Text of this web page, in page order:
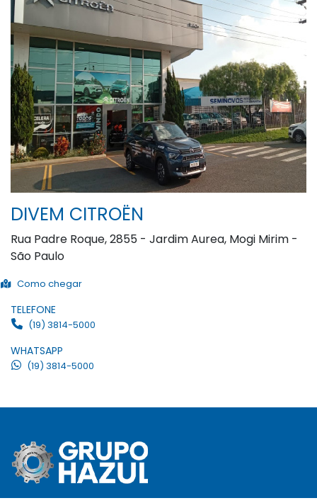
DIVEM CITROËN
Rua Padre Roque, 2855 - Jardim Aurea, Mogi Mirim -
São Paulo
Como chegar
TELEFONE
(19) 3814-5000
WHATSAPP
(19) 3814-5000